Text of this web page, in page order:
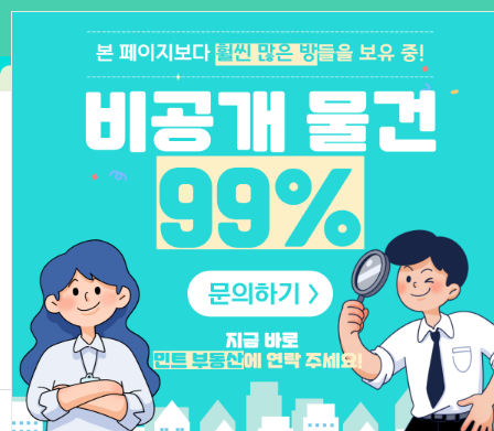
민트 - 일본 취업, 생활은 민트와 함께
최신 글
등록일
08.03
1 소액대출 | ✅구글검색 대출의 꿈✅급한 돈 1분 완성, 즉시 입금 완료